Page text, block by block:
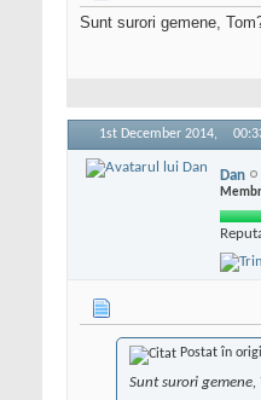
Sunt surori gemene,
1st December 2014,
Dan
Postat în
Sunt surori gemene,